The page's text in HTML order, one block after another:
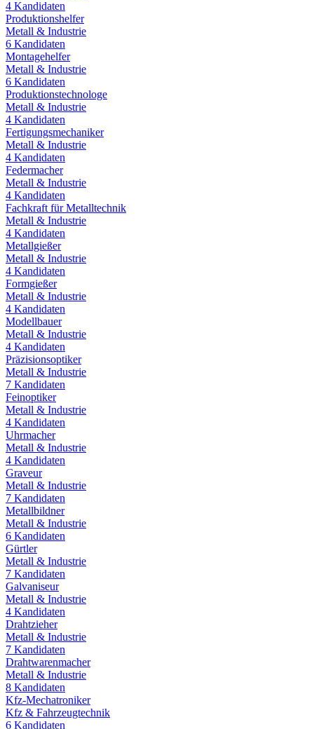
4 Kandidaten
Produktionshelfer
Metall & Industrie
6 Kandidaten
Montagehelfer
Metall & Industrie
6 Kandidaten
Produktionstechnologe
Metall & Industrie
4 Kandidaten
Fertigungsmechaniker
Metall & Industrie
4 Kandidaten
Federmacher
Metall & Industrie
4 Kandidaten
Fachkraft für Metalltechnik
Metall & Industrie
4 Kandidaten
Metallgießer
Metall & Industrie
4 Kandidaten
Formgießer
Metall & Industrie
4 Kandidaten
Modellbauer
Metall & Industrie
4 Kandidaten
Präzisionsoptiker
Metall & Industrie
7 Kandidaten
Feinoptiker
Metall & Industrie
4 Kandidaten
Uhrmacher
Metall & Industrie
4 Kandidaten
Graveur
Metall & Industrie
7 Kandidaten
Metallbildner
Metall & Industrie
6 Kandidaten
Gürtler
Metall & Industrie
7 Kandidaten
Galvaniseur
Metall & Industrie
4 Kandidaten
Drahtzieher
Metall & Industrie
7 Kandidaten
Drahtwarenmacher
Metall & Industrie
8 Kandidaten
Kfz-Mechatroniker
Kfz & Fahrzeugtechnik
6 Kandidaten